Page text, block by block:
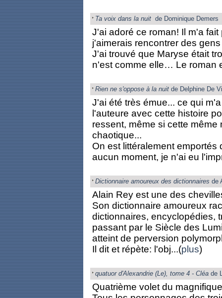
Ta voix dans la nuit de Dominique Demers
J'ai adoré ce roman! Il m'a
j'aimerais rencontrer des
J'ai trouvé que Maryse était
n'est comme elle… Le roman
Rien ne s'oppose à la nuitde Delphine De
J'ai été très émue... ce qui
l'auteure avec cette histoire
ressent, même si cette
chaotique...
On est littéralement emportés
aucun moment, je n'ai eu
Dictionnaire amoureux des dictionnaires de
Alain Rey est une des
Son dictionnaire amoureux
dictionnaires, encyclopédies,
passant par le Siècle des
atteint de perversion
Il dit et répète: l'obj...(plus)
quatuor d'Alexandrie (Le), tome 4 - Cléade
Quatrième volet du